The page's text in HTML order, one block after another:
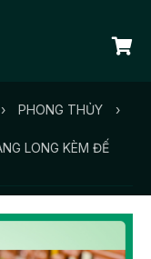
› PHONG THỦY
›
LONG KÈM ĐẾ